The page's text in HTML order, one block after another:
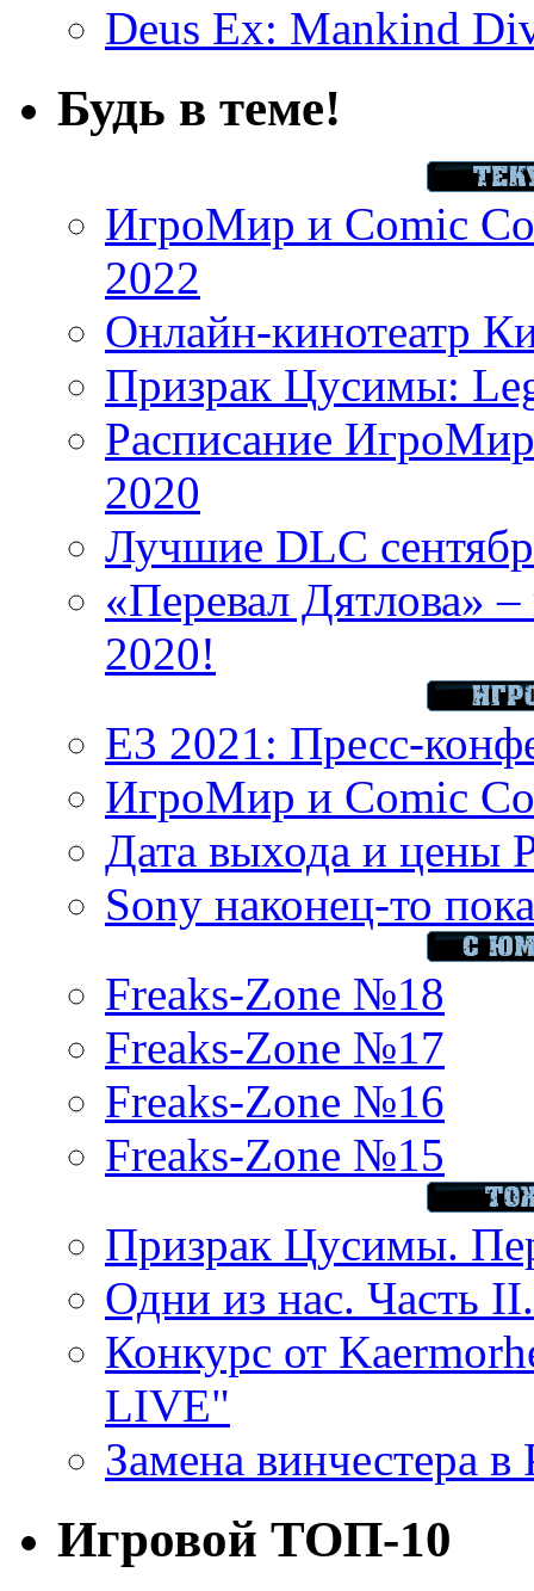
Deus Ex: Mankind
Будь в теме!
ИгроМир и Comic
2022
Онлайн-кинотеатр
Призрак Цусимы:
Расписание
2020
Лучшие DLC
«Перевал Дятлова»
2020!
E3 2021: Пресс-
ИгроМир и Comic
Дата выхода и цены
Sony наконец-то
Freaks-Zone №18
Freaks-Zone №17
Freaks-Zone №16
Freaks-Zone №15
Призрак Цусимы.
Одни из нас. Часть
Конкурс от
LIVE"
Замена винчестера
Игровой ТОП-10